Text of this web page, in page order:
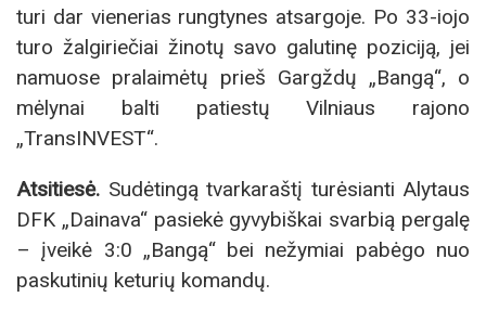
turi dar vienerias rungtynes atsargoje. Po 33-iojo
turo žalgiriečiai žinotų savo galutinę poziciją, jei
namuose pralaimėtų prieš Gargždų „Bangą“, o
mėlynai balti patiestų Vilniaus rajono
„TransINVEST“.
Atsitiesė. Sudėtingą tvarkaraštį turėsianti Alytaus
DFK „Dainava“ pasiekė gyvybiškai svarbią pergalę
– įveikė 3:0 „Bangą“ bei nežymiai pabėgo nuo
paskutinių keturių komandų.